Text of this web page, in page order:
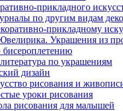
прикладного
по другим видам
прикладному
Украшения из
по украшениям
дизайн
рисования и
уроки рисования
рисования для малышей